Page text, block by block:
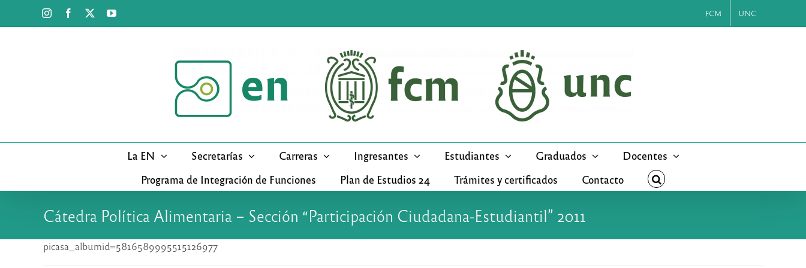
InstagramFacebook YouTube FCM UNC
La EN Secretarías Carreras Ingresantes Estudiantes Graduados
Docentes
Programa de Integración de Funciones
Plan de Estudios 24 Trámites y certificados Contacto
Cátedra Política Alimentaria – Sección “Participación Ciudadana-Estudiantil” 2011
picasa_albumid=5816589995515126977